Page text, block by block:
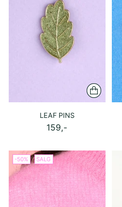
LEAF PINS
159,-
-50% SALG